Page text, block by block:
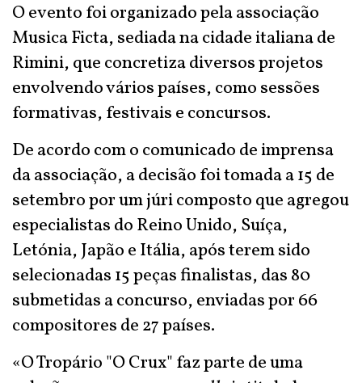
O evento foi organizado pela associação
Musica Ficta, sediada na cidade italiana de
Rimini, que concretiza diversos projetos
envolvendo vários países, como sessões
formativas, festivais e concursos.
De acordo com o comunicado de imprensa
da associação, a decisão foi tomada a 15 de
setembro por um júri composto que agregou
especialistas do Reino Unido, Suíça,
Letónia, Japão e Itália, após terem sido
selecionadas 15 peças finalistas, das 80
submetidas a concurso, enviadas por 66
compositores de 27 países.
«O Tropário "O Crux" faz parte de uma